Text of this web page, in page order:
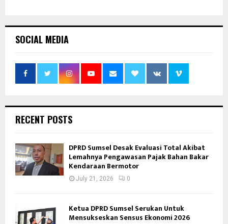
SOCIAL MEDIA
RECENT POSTS
DPRD Sumsel Desak Evaluasi Total Akibat
Lemahnya Pengawasan Pajak Bahan Bakar
Kendaraan Bermotor
July 21, 2026 0
Ketua DPRD Sumsel Serukan Untuk
Mensukseskan Sensus Ekonomi 2026